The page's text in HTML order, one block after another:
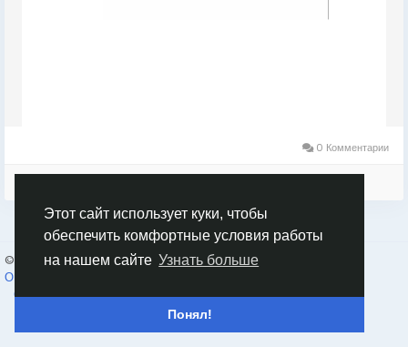
Этот сайт использует куки, чтобы
обеспечить комфортные условия работы
на нашем сайте Узнать больше
Понял!
0 Комментарии
© 2026 Humans and Slaves
Russian
О нас
Свяжитесь с нами Каталог